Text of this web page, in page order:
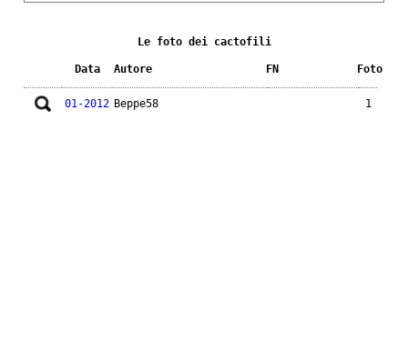
Le foto dei cactofili
Data Autore FN Foto
01-2012 Beppe58 1